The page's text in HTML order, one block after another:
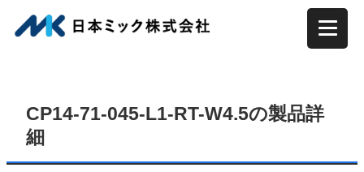
容
CP14-71-045-L1-RT-W4.5の製品詳
細